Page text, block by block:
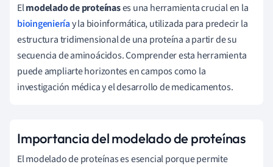
Elmodelado de proteínases una herramienta crucial en la
bioingenieríay la bioinformática, utilizada para predecir la
estructura tridimensional de una proteína a partir de su
secuencia de aminoácidos. Comprender esta herramienta
puede ampliarte horizontes en campos como la
investigación médica y el desarrollo de medicamentos.
Importancia del modelado de proteínas
El modelado de proteínas es esencial porque permite